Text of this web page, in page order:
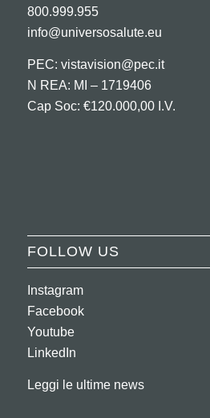
800.999.955
info@universosalute.eu
PEC: vistavision@pec.it
N REA: MI – 1719406
Cap Soc: €120.000,00 I.V.
FOLLOW US
Instagram
Facebook
Youtube
LinkedIn
Leggi le ultime news